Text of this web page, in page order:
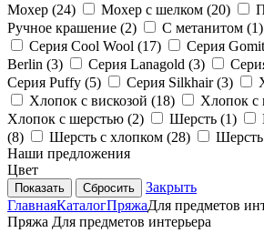
Мохер (24) Мохер с шелком (20)
Ручное крашение (2) С метанитом (1)
Серия Cool Wool (17) Серия
Berlin (3) Серия Lanagold (3)
Серия Puffy (5) Серия Silkhair (3)
Хлопок с вискозой (18) Хлопок с
Хлопок с шерстью (2) Шерсть (1)
(8) Шерсть с хлопком (28)
Наши предложения
Цвет
Сбросить
Закрыть
ГлавнаяКаталогПряжаДля предметов
Пряжа Для предметов интерьера